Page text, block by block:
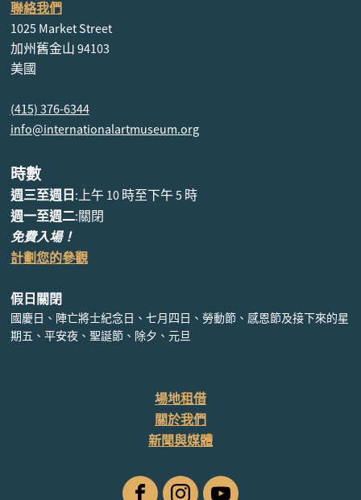
聯絡我們
1025 Market Street
加州舊金山 94103
美國
(415) 376-6344
info@internationalartmuseum.org
時數
週三至週日 :上午 10 時至下午 5 時
週一至週二:關閉
免費入場！
計劃您的參觀
假日關閉
國慶日、陣亡將士紀念日、七月四日、勞動節、感恩節及接下來的星
期五、平安夜、聖誕節、除夕、元旦
場地租借
關於我們
新聞與媒體